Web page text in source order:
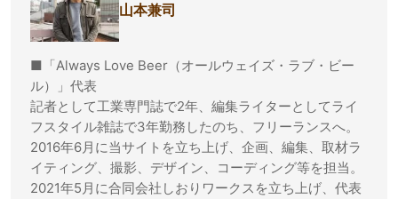
山本兼司
■「Always Love Beer（オールウェイズ・ラブ・ビー
ル）」代表
記者として工業専門誌で2年、編集ライターとしてライ
フスタイル雑誌で3年勤務したのち、フリーランスへ。
2016年6月に当サイトを立ち上げ、企画、編集、取材ラ
イティング、撮影、デザイン、コーディング等を担当。
2021年5月に合同会社しおりワークスを立ち上げ、代表